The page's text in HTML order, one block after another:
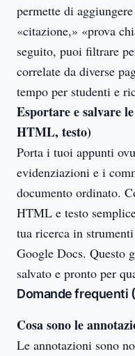
permette di
«citazione,» «prova
seguito, puoi filtrare
correlate da diverse
tempo per studenti e
Esportare e salvare
HTML, testo)
Porta i tuoi appunti
evidenziazioni e i
documento ordinato.
HTML e testo
tua ricerca in
Google Docs. Questo
salvato e pronto per
Domande frequenti
Cosa sono le
Le annotazioni sono